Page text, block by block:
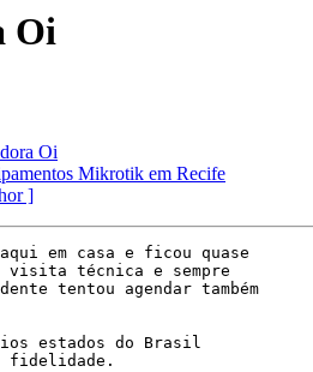
Oi
Oi
Mikrotik em Recife
]
em casa e ficou quase
visita técnica e sempre
tentou agendar também
estados do Brasil
fidelidade.